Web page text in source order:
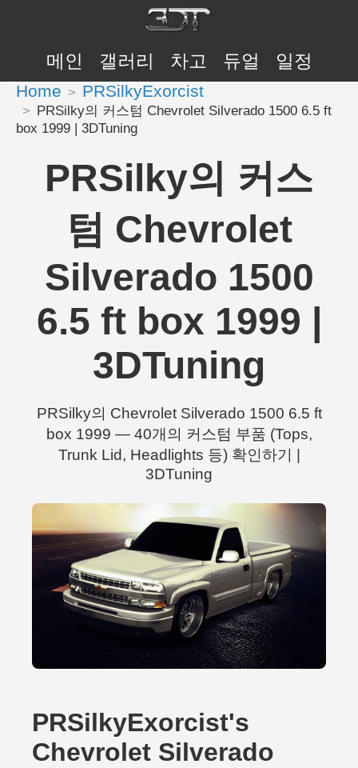
메인 갤러리 차고 듀얼 일정
Home PRSilkyExorcist
PRSilky의 커스텀 Chevrolet Silverado 1500 6.5 ft
box 1999 | 3DTuning
PRSilky의 커스
텀 Chevrolet
Silverado 1500
6.5 ft box 1999 |
3DTuning
PRSilky의 Chevrolet Silverado 1500 6.5 ft
box 1999 — 40개의 커스텀 부품 (Tops,
Trunk Lid, Headlights 등) 확인하기 |
3DTuning
PRSilkyExorcist's
Chevrolet Silverado